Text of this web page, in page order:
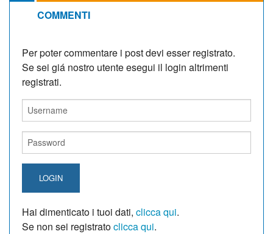
COMMENTI
Per poter commentare i post devi esser registrato.
Se sei giá nostro utente esegui il login altrimenti
registrati.
LOGIN
Hai dimenticato i tuoi dati, clicca qui.
Se non sei registratoclicca qui.